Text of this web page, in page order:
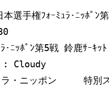
本選手権ﾌｫｰﾐｭﾗ･ﾆｯﾎﾟﾝ
30
･ﾆｯﾎﾟﾝ第5戦 鈴鹿ｻｰｷｯ
: Cloudy
ラ・ニッポン     特別